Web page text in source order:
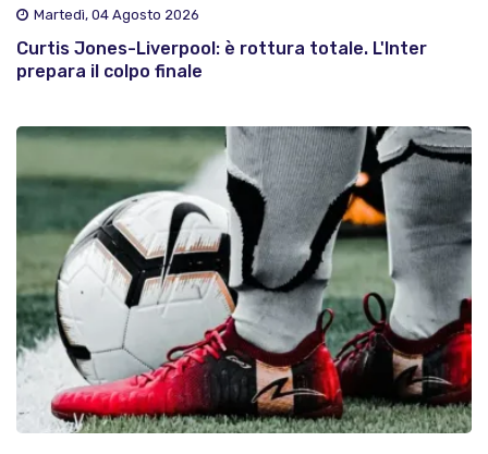
Martedì, 04 Agosto 2026
Curtis Jones-Liverpool: è rottura totale. L'Inter
prepara il colpo finale